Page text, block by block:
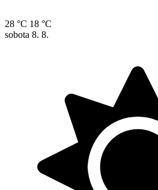
28 °C 18 °C
sobota 8. 8.